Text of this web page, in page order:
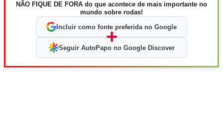
NÃO FIQUE DE FORA do que acontece de mais importante no
mundo sobre rodas!
Incluir como fonte preferida no Google
+
Seguir AutoPapo no Google Discover